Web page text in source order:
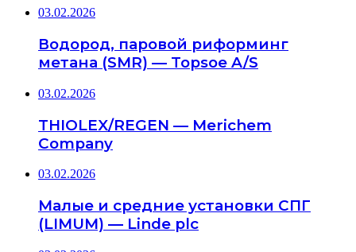
03.02.2026
Водород, паровой риформинг
метана (SMR) — Topsoe A/S
03.02.2026
THIOLEX/REGEN — Merichem
Company
03.02.2026
Малые и средние установки СПГ
(LIMUM) — Linde plc